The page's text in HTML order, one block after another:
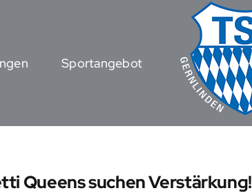
Sportangebot
Queens suchen Verstärkung!